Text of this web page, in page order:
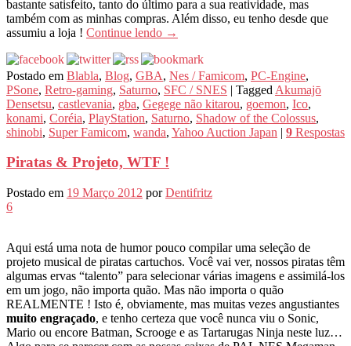
bastante satisfeito, tanto do último para a sua reatividade, mas
também com as minhas compras. Além disso, eu tenho desde que
assumiu a loja ! Continue lendo →
Postado em Blabla, Blog, GBA, Nes / Famicom, PC-Engine,
PSone, Retro-gaming, Saturno, SFC / SNES | Tagged Akumajō
Densetsu, castlevania, gba, Gegege não kitarou, goemon, Ico,
konami, Coréia, PlayStation, Saturno, Shadow of the Colossus,
shinobi, Super Famicom, wanda, Yahoo Auction Japan | 9 Respostas
Piratas & Projeto, WTF !
Postado em 19 Março 2012 porDentifritz
6
Aqui está uma nota de humor pouco compilar uma seleção de
projeto musical de piratas cartuchos. Você vai ver, nossos piratas têm
algumas ervas “talento” para selecionar várias imagens e assimilá-los
em um jogo, não importa quão. Mas não importa o quão
REALMENTE ! Isto é, obviamente, mas muitas vezes angustiantes
muito engraçado, e tenho certeza que você nunca viu o Sonic,
Mario ou encore Batman, Scrooge e as Tartarugas Ninja neste luz…